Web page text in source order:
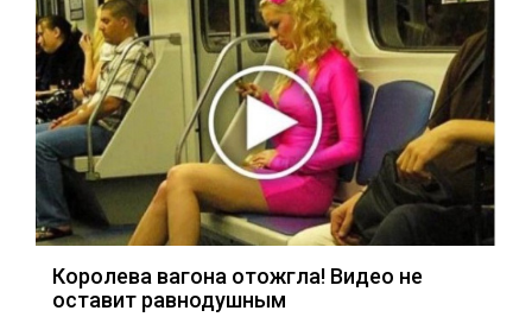
Королева вагона отожгла! Видео не
оставит равнодушным